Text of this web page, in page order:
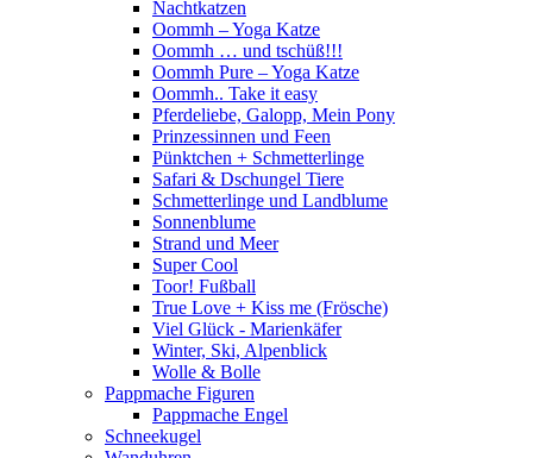
Nachtkatzen
Oommh – Yoga Katze
Oommh … und tschüß!!!
Oommh Pure – Yoga Katze
Oommh.. Take it easy
Pferdeliebe, Galopp, Mein Pony
Prinzessinnen und Feen
Pünktchen + Schmetterlinge
Safari & Dschungel Tiere
Schmetterlinge und Landblume
Sonnenblume
Strand und Meer
Super Cool
Toor! Fußball
True Love + Kiss me (Frösche)
Viel Glück - Marienkäfer
Winter, Ski, Alpenblick
Wolle & Bolle
Pappmache Figuren
Pappmache Engel
Schneekugel